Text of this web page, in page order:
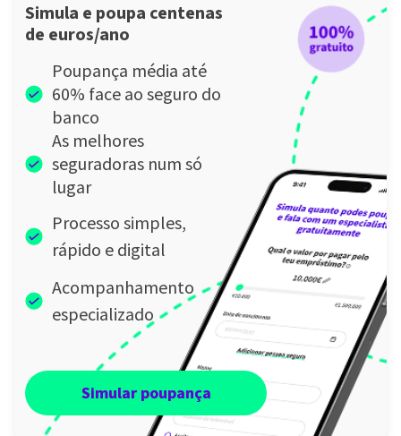
Simula e poupa centenas
de euros/ano
Poupança média até
60% face ao seguro do
banco
As melhores
seguradoras num só
lugar
Processo simples,
rápido e digital
Acompanhamento
especializado
Simular poupança